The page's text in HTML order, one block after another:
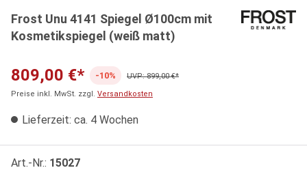
Frost Unu 4141 Spiegel Ø100cm mit
Kosmetikspiegel (weiß matt)
809,00 €* -10%
UVP: 899,00 €*
Preise inkl. MwSt. zzgl. Versandkosten
Lieferzeit: ca. 4 Wochen
Art.-Nr.: 15027